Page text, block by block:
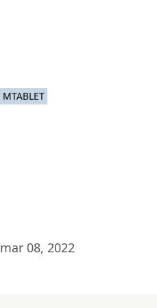
MTABLET
mar 08, 2022